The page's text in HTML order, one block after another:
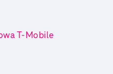
T-Mobile